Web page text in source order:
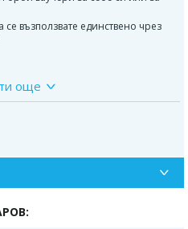
възползвате единствено чрез
;
още